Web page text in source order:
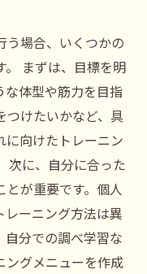
う場合、いくつかの
。 まずは、目標を明
な体型や筋力を目指
つけたいかなど、具
に向けたトレーニン
次に、自分に合った
とが重要です。個人
ーニング方法は異
自分での調べ学習な
ングメニューを作成